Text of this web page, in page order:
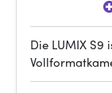
Die LUMIX